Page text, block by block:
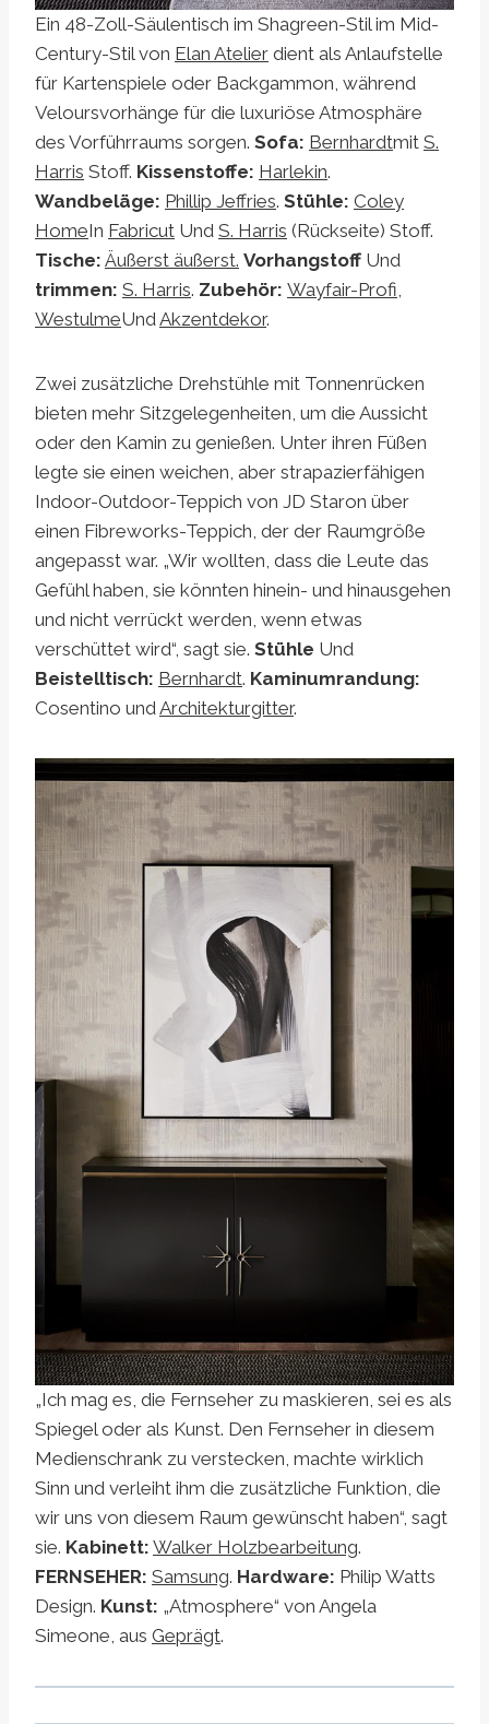
Ein 48-Zoll-Säulentisch im Shagreen-Stil im Mid-
Century-Stil von Elan Atelier dient als Anlaufstelle
für Kartenspiele oder Backgammon, während
Veloursvorhänge für die luxuriöse Atmosphäre
des Vorführraums sorgen. Sofa: Bernhardtmit S.
Harris Stoff. Kissenstoffe: Harlekin.
Wandbeläge: Phillip Jeffries. Stühle: Coley
HomeIn Fabricut Und S. Harris (Rückseite) Stoff.
Tische: Äußerst äußerst. Vorhangstoff Und
trimmen: S. Harris. Zubehör: Wayfair-Profi,
WestulmeUndAkzentdekor.
Zwei zusätzliche Drehstühle mit Tonnenrücken
bieten mehr Sitzgelegenheiten, um die Aussicht
oder den Kamin zu genießen. Unter ihren Füßen
legte sie einen weichen, aber strapazierfähigen
Indoor-Outdoor-Teppich von JD Staron über
einen Fibreworks-Teppich, der der Raumgröße
angepasst war. „Wir wollten, dass die Leute das
Gefühl haben, sie könnten hinein- und hinausgehen
und nicht verrückt werden, wenn etwas
verschüttet wird“, sagt sie. Stühle Und
Beistelltisch: Bernhardt. Kaminumrandung:
Cosentino undArchitekturgitter.
„Ich mag es, die Fernseher zu maskieren, sei es als
Spiegel oder als Kunst. Den Fernseher in diesem
Medienschrank zu verstecken, machte wirklich
Sinn und verleiht ihm die zusätzliche Funktion, die
wir uns von diesem Raum gewünscht haben“, sagt
sie. Kabinett: Walker Holzbearbeitung.
FERNSEHER: Samsung. Hardware: Philip Watts
Design. Kunst: „Atmosphere“ von Angela
Simeone, aus Geprägt.